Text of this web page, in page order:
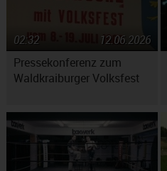
Pressekonferenz zum
Waldkraiburger Volksfest
12.06.2026
02:32